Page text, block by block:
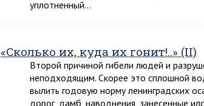
уплотненный…
«Сколько их, куда их гонит!..» (II)
Второй причиной гибели людей и
неподходящим. Скорее это сплошной
вылить годовую норму ленинградских
дорог, дамб, наводнения, занесенные